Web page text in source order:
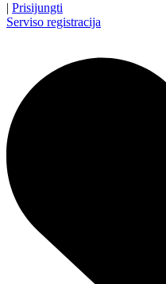
| Prisijungti
Serviso registracija